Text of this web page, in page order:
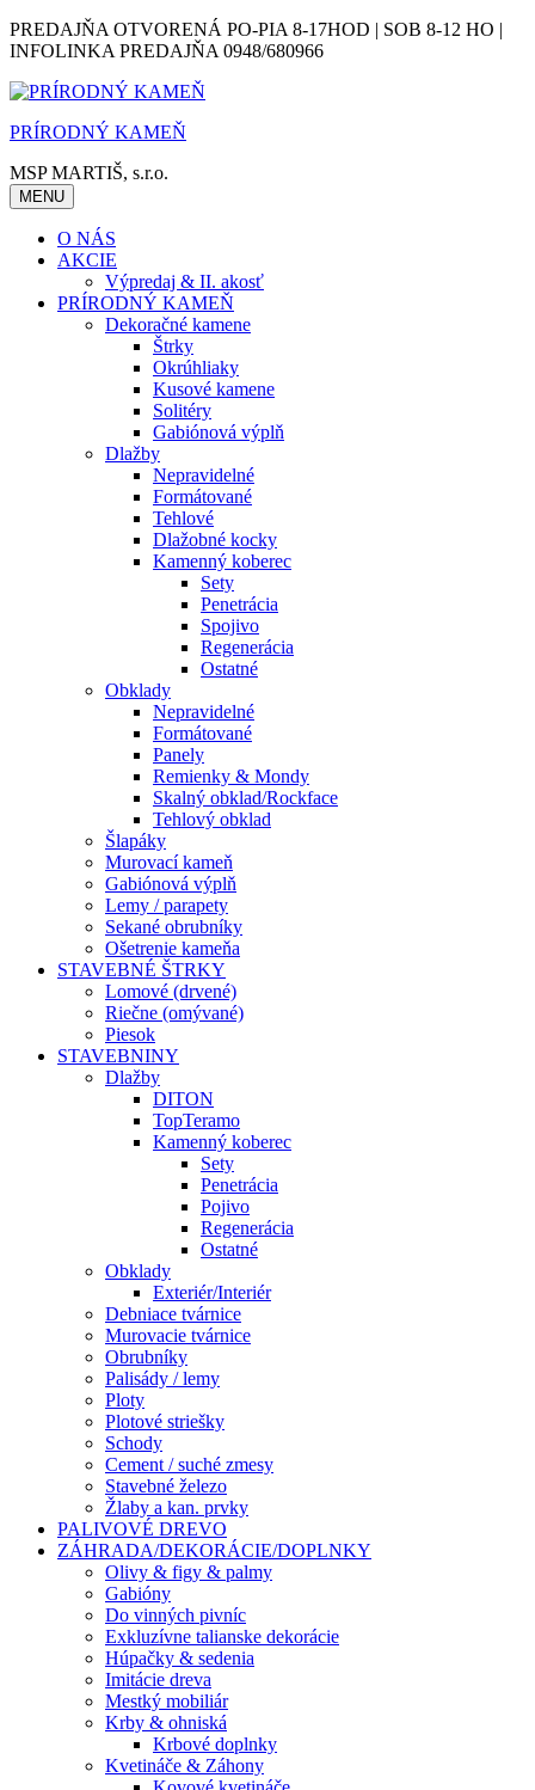
Skip
to
PREDAJŇA OTVORENÁ PO-PIA 8-17HOD | SOB 8-12 HO |
INFOLINKA PREDAJŇA 0948/680966
PRÍRODNÝ KAMEŇ
MSP MARTIŠ, s.r.o.
MENU
O NÁS
AKCIE
Výpredaj & II. akosť
PRÍRODNÝ KAMEŇ
Dekoračné kamene
Štrky
Okrúhliaky
Kusové kamene
Solitéry
Gabiónová výplň
Dlažby
Nepravidelné
Formátované
Tehlové
Dlažobné kocky
Kamenný koberec
Sety
Penetrácia
Spojivo
Regenerácia
Ostatné
Obklady
Nepravidelné
Formátované
Panely
Remienky & Mondy
Skalný obklad/Rockface
Tehlový obklad
Šlapáky
Murovací kameň
Gabiónová výplň
Lemy / parapety
Sekané obrubníky
Ošetrenie kameňa
STAVEBNÉ ŠTRKY
Lomové (drvené)
Riečne (omývané)
Piesok
STAVEBNINY
Dlažby
DITON
TopTeramo
Kamenný koberec
Sety
Penetrácia
Pojivo
Regenerácia
Ostatné
Obklady
Exteriér/Interiér
Debniace tvárnice
Murovacie tvárnice
Obrubníky
Palisády / lemy
Ploty
Plotové striešky
Schody
Cement / suché zmesy
Stavebné železo
Žlaby a kan. prvky
PALIVOVÉ DREVO
ZÁHRADA/DEKORÁCIE/DOPLNKY
Olivy & figy & palmy
Gabióny
Do vinných pivníc
Exkluzívne talianske dekorácie
Húpačky & sedenia
Imitácie dreva
Mestký mobiliár
Krby & ohniská
Krbové doplnky
Kvetináče & Záhony